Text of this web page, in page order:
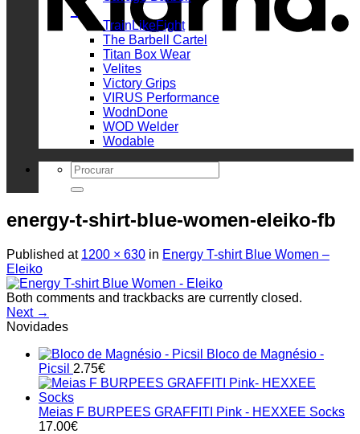
_
TrainLikeFight
The Barbell Cartel
Titan Box Wear
Velites
Victory Grips
VIRUS Performance
WodnDone
WOD Welder
Wodable
Search
for:
energy-t-shirt-blue-women-eleiko-fb
Published at 1200 × 630 in Energy T-shirt Blue Women –
Eleiko
Both comments and trackbacks are currently closed.
Next →
Novidades
Bloco de Magnésio -
Picsil 2.75€
Meias F BURPEES GRAFFITI Pink - HEXXEE Socks
17.00€